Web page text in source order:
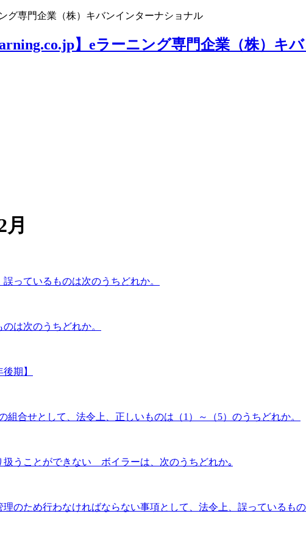
グ専門企業（株）キバンインターナショナル
っているものは次のうちどれか。
は次のうちどれか。
期】
せとして、法令上、正しいものは（1）～（5）のうちどれか。
うことができない ボイラーは、次のうちどれか｡
のため行わなければならない事項として、法令上、誤っているもの